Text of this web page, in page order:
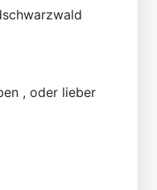
, oder lieber